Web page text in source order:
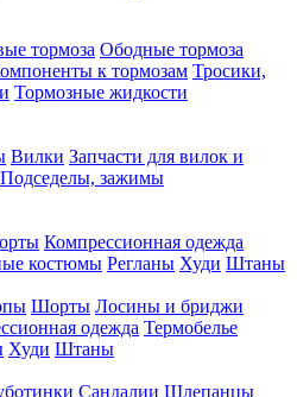
тормоза Ободные тормоза
к тормозам Тросики,
Тормозные жидкости
Вилки Запчасти для вилок и
Подседелы, зажимы
Компрессионная одежда
костюмы Регланы Худи Штаны
Шорты Лосины и бриджи
одежда Термобелье
Худи Штаны
Сандалии Шлепанцы